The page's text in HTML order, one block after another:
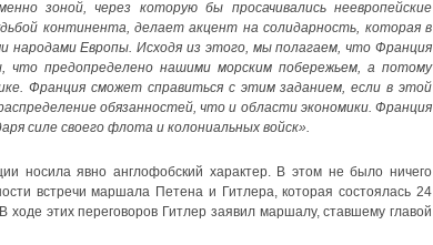
зоной, через которую бы просачивались неевропейские
континента, делает акцент на солидарность, которая в
народами Европы. Исходя из этого, мы полагаем, что Франция
предопределено нашими морским побережьем, а потому
Франция сможет справиться с этим заданием, если в этой
обязанностей, что и области экономики. Франция
силе своего флота и колониальных войск».
носила явно англофобский характер. В этом не было ничего
встречи маршала Петена и Гитлера, которая состоялась 24
этих переговоров Гитлер заявил маршалу, ставшему главой